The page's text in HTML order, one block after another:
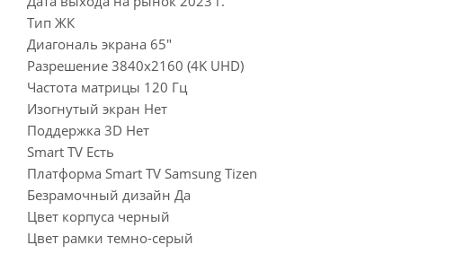
Тип ЖК
Диагональ экрана 65"
Разрешение 3840x2160 (4K UHD)
Частота матрицы 120 Гц
Изогнутый экран Нет
Поддержка 3D Нет
Smart TV Есть
Платформа Smart TV Samsung Tizen
Безрамочный дизайн Да
Цвет корпуса черный
Цвет рамки темно-серый